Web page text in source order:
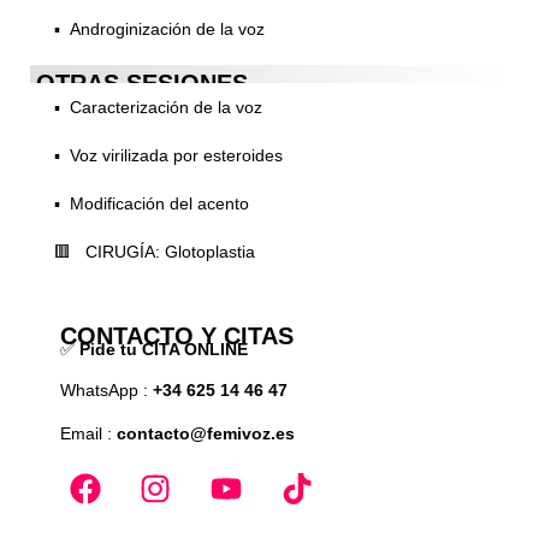
▪️ Androginización de la voz
OTRAS SESIONES
▪️ Caracterización de la voz
▪️ Voz virilizada por esteroides
▪️ Modificación del acento
🟥 CIRUGÍA: Glotoplastia
CONTACTO Y CITAS
✅ Pide tu CITA ONLINE
WhatsApp : +34 625 14 46 47
Email : contacto@femivoz.es